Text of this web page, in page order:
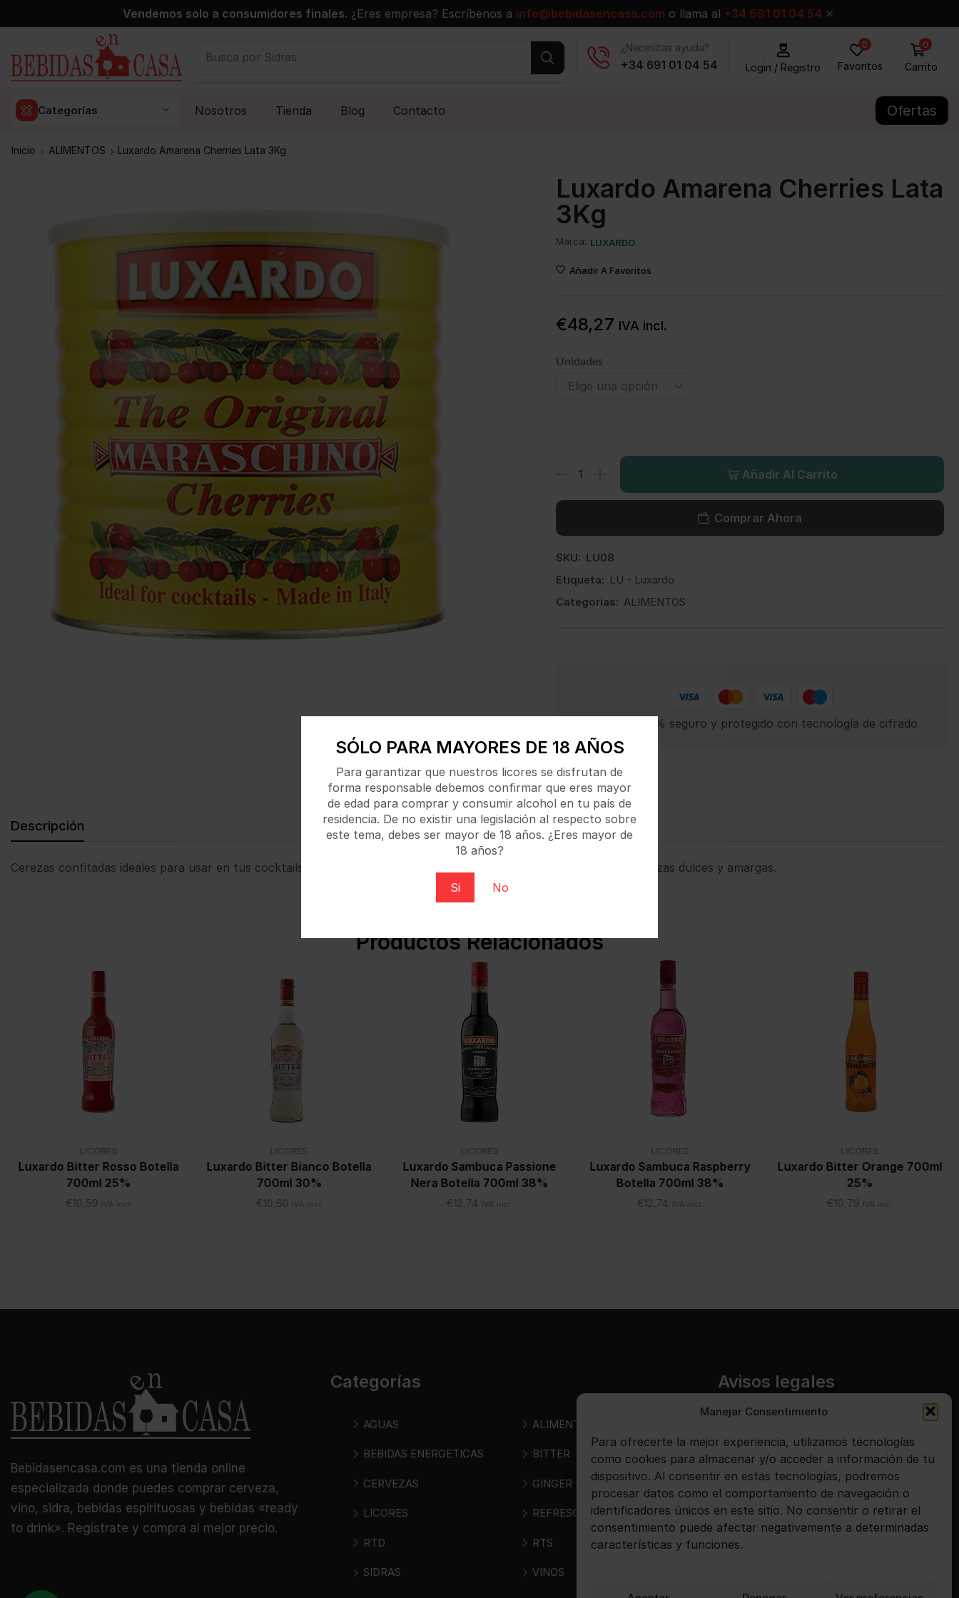
Manejar Consentimiento
Para ofrecerte la mejor experiencia, utilizamos tecnologías
como cookies para almacenar y/o acceder a información de tu
dispositivo. Al consentir en estas tecnologías, podremos
procesar datos como el comportamiento de navegación o
identificadores únicos en este sitio. No consentir o retirar el
consentimiento puede afectar negativamente a determinadas
características y funciones.
SÓLO PARA MAYORES DE 18 AÑOS
Para garantizar que nuestros licores se disfrutan de
forma responsable debemos confirmar que eres mayor
de edad para comprar y consumir alcohol en tu país de
residencia. De no existir una legislación al respecto sobre
este tema, debes ser mayor de 18 años. ¿Eres mayor de
18 años?
Si No
Vendemos solo a consumidores finales. ¿Eres empresa? Escríbenos a info@bebidasencasa.com o llama al +34 691 01 04 54 ✕
Busca por Sidras
¿Necesitas ayuda?
+34 691 01 04 54 Login / Registro
0
Favoritos
0
Carrito
Categorías Nosotros Tienda Blog Contacto Ofertas
Inicio ALIMENTOS Luxardo Amarena Cherries Lata 3Kg
Luxardo Amarena Cherries Lata
3Kg
Marca: LUXARDO
Añadir A Favoritos
€48,27 IVA incl.
Unidades
Añadir Al Carrito
Comprar Ahora
SKU: LU08
Etiqueta: LU - Luxardo
Categorías: ALIMENTOS
Tu pago 100% seguro y protegido con tecnología de cifrado
Descripción
Cerezas confitadas ideales para usar en tus cocktails, helados y pasteles. Fabricadas con distintas variedades de cerezas dulces y amargas.
Productos Relacionados
LICORES
Luxardo Bitter Rosso Botella
700ml 25%
€ 10,59 IVA incl.
LICORES
Luxardo Bitter Bianco Botella
700ml 30%
€ 10,60 IVA incl.
LICORES
Luxardo Sambuca Passione
Nera Botella 700ml 38%
€ 12,74 IVA incl.
LICORES
Luxardo Sambuca Raspberry
Botella 700ml 38%
€ 12,74 IVA incl.
LICORES
Luxardo Bitter Orange 700ml
25%
€ 10,79 IVA incl.
Bebidasencasa.com es una tienda online
especializada donde puedes comprar cerveza,
vino, sidra, bebidas espirituosas y bebidas «ready
to drink». Regístrate y compra al mejor precio.
Categorías
AGUAS ALIMENTOS
BEBIDAS ENERGETICAS BITTER
CERVEZAS GINGER BEER
LICORES REFRESCOS
RTD RTS
SIDRAS VINOS
Avisos legales
Aviso legal
Política de privacidad
Política de cookies